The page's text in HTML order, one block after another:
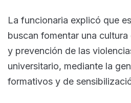
La funcionaria explicó que
buscan fomentar una
y prevención de las
universitario, mediante la
formativos y de